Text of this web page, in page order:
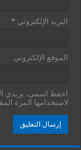
البريد الإلكتروني*
الموقع الإلكتروني
احفظ اسمي، بريدي
لاستخدامها المرة